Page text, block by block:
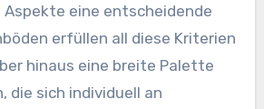
eine entscheidende
erfüllen all diese Kriterien
hinaus eine breite Palette
die sich individuell an